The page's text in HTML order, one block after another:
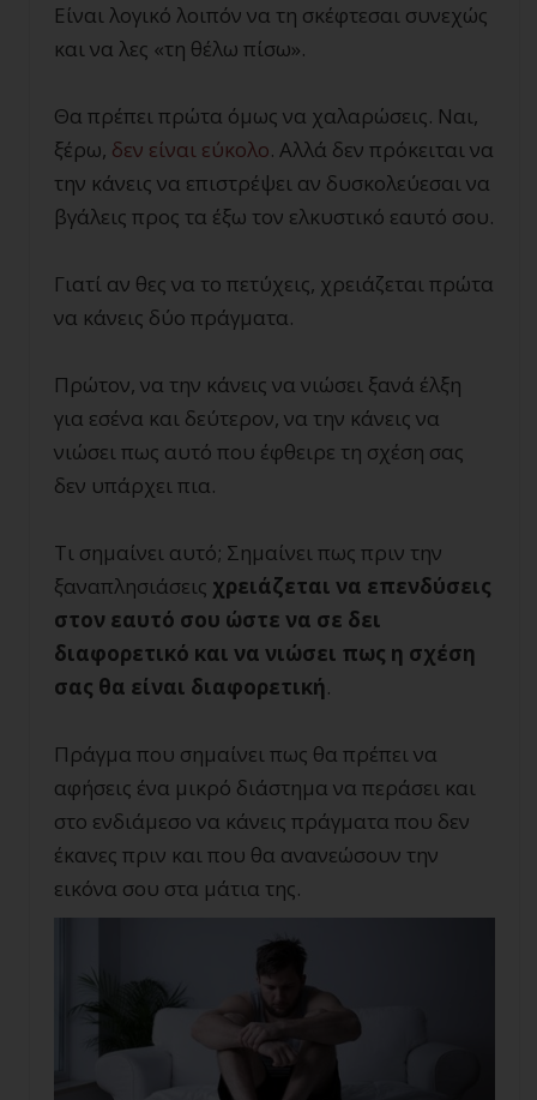
Είναι λογικό λοιπόν να τη σκέφτεσαι συνεχώς
και να λες «τη θέλω πίσω».
Θα πρέπει πρώτα όμως να χαλαρώσεις. Ναι,
ξέρω, δεν είναι εύκολο. Αλλά δεν πρόκειται να
την κάνεις να επιστρέψει αν δυσκολεύεσαι να
βγάλεις προς τα έξω τον ελκυστικό εαυτό σου.
Γιατί αν θες να το πετύχεις, χρειάζεται πρώτα
να κάνεις δύο πράγματα.
Πρώτον, να την κάνεις να νιώσει ξανά έλξη
για εσένα και δεύτερον, να την κάνεις να
νιώσει πως αυτό που έφθειρε τη σχέση σας
δεν υπάρχει πια.
Τι σημαίνει αυτό; Σημαίνει πως πριν την
ξαναπλησιάσεις χρειάζεται να επενδύσεις
στον εαυτό σου ώστε να σε δει
διαφορετικό και να νιώσει πως η σχέση
σας θα είναι διαφορετική.
Πράγμα που σημαίνει πως θα πρέπει να
αφήσεις ένα μικρό διάστημα να περάσει και
στο ενδιάμεσο να κάνεις πράγματα που δεν
έκανες πριν και που θα ανανεώσουν την
εικόνα σου στα μάτια της.